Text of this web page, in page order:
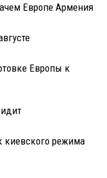
Европе Армения
Европы к
киевского режима